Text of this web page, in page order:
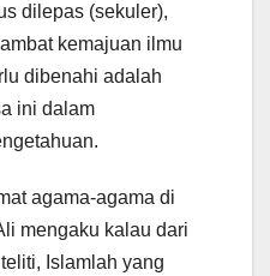
dilepas (sekuler),
kemajuan ilmu
dibenahi adalah
ini dalam
agama-agama di
mengaku kalau dari
Islamlah yang